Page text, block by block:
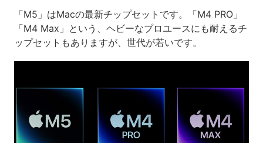
「M5」はMacの最新チップセットです。「M4 PRO」
「M4 Max」という、ヘビーなプロユースにも耐えるチ
ップセットもありますが、世代が若いです。